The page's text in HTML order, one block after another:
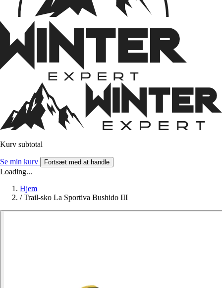
Kurv subtotal
Se min kurv Fortsæt med at handle
Loading...
Hjem
/ Trail-sko La Sportiva Bushido III